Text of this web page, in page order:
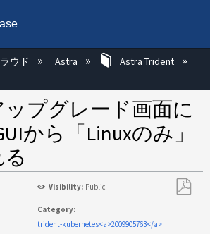
階層を展開/折りたたむ
ウド Astra Astra Trident
プグレード画面に
から「Linuxのみ」
Visibility: Public
Category:
trident-kubernetes<a>2009905763</a>